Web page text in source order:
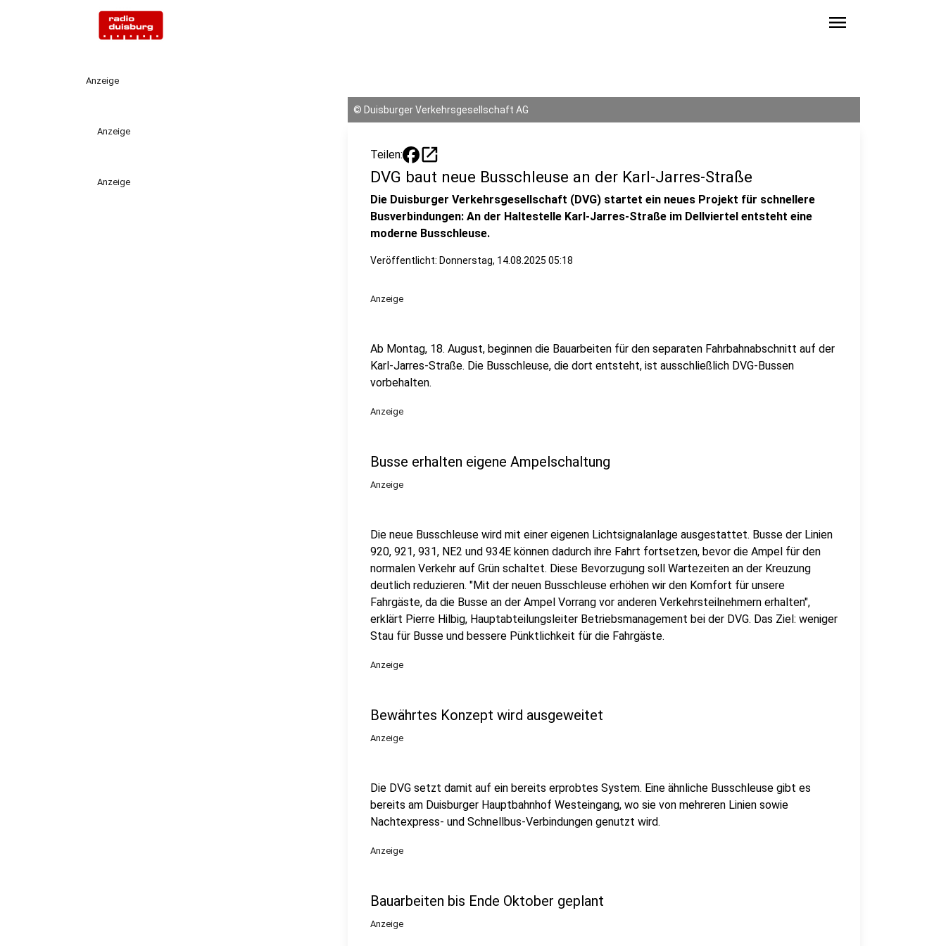
menu
Anzeige
Anzeige
Anzeige
© Duisburger Verkehrsgesellschaft AG
Teilen: open_in_new
DVG baut neue Busschleuse an der Karl-Jarres-Straße
Die Duisburger Verkehrsgesellschaft (DVG) startet ein neues Projekt für schnellere
Busverbindungen: An der Haltestelle Karl-Jarres-Straße im Dellviertel entsteht eine
moderne Busschleuse.
Veröffentlicht: Donnerstag, 14.08.2025 05:18
Anzeige
Ab Montag, 18. August, beginnen die Bauarbeiten für den separaten Fahrbahnabschnitt auf der
Karl-Jarres-Straße. Die Busschleuse, die dort entsteht, ist ausschließlich DVG-Bussen
vorbehalten.
Anzeige
Busse erhalten eigene Ampelschaltung
Anzeige
Die neue Busschleuse wird mit einer eigenen Lichtsignalanlage ausgestattet. Busse der Linien
920, 921, 931, NE2 und 934E können dadurch ihre Fahrt fortsetzen, bevor die Ampel für den
normalen Verkehr auf Grün schaltet. Diese Bevorzugung soll Wartezeiten an der Kreuzung
deutlich reduzieren. "Mit der neuen Busschleuse erhöhen wir den Komfort für unsere
Fahrgäste, da die Busse an der Ampel Vorrang vor anderen Verkehrsteilnehmern erhalten",
erklärt Pierre Hilbig, Hauptabteilungsleiter Betriebsmanagement bei der DVG. Das Ziel: weniger
Stau für Busse und bessere Pünktlichkeit für die Fahrgäste.
Anzeige
Bewährtes Konzept wird ausgeweitet
Anzeige
Die DVG setzt damit auf ein bereits erprobtes System. Eine ähnliche Busschleuse gibt es
bereits am Duisburger Hauptbahnhof Westeingang, wo sie von mehreren Linien sowie
Nachtexpress- und Schnellbus-Verbindungen genutzt wird.
Anzeige
Bauarbeiten bis Ende Oktober geplant
Anzeige